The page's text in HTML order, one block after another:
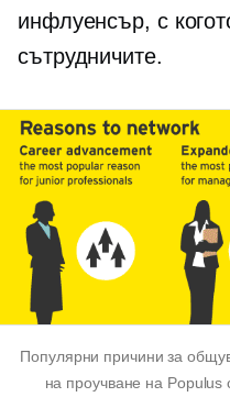
инфлуенсър, с
сътрудничите.
Популярни причини за
на проучване на